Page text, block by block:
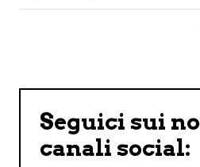
Seguici sui
canali social: